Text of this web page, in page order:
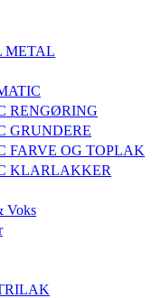
METAL
RENGØRING
GRUNDERE
FARVE OG TOPLAK
KLARLAKKER
Voks